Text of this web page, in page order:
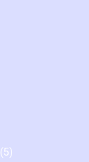
(5)